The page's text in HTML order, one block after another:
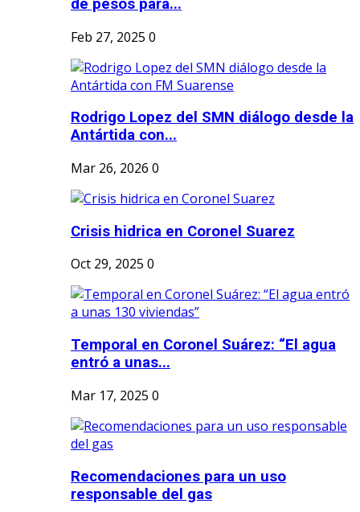
de pesos para...
Feb 27, 2025 0
Rodrigo Lopez del SMN diálogo desde la
Antártida con...
Mar 26, 2026 0
Crisis hidrica en Coronel Suarez
Oct 29, 2025 0
Temporal en Coronel Suárez: “El agua
entró a unas...
Mar 17, 2025 0
Recomendaciones para un uso
responsable del gas